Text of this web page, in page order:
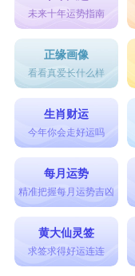
未来十年运势指南
正缘画像
看看真爱长什么样
生肖财运
今年你会走好运吗
每月运势
精准把握每月运势吉凶
黄大仙灵签
求签求得好运连连